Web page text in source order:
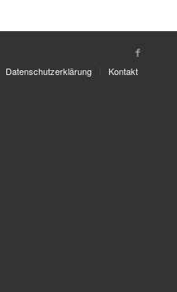
Datenschutzerklärung Kontakt